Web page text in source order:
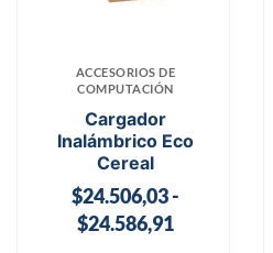
ACCESORIOS DE
COMPUTACIÓN
Cargador
Inalámbrico Eco
Cereal
$24.506,03-
$24.586,91